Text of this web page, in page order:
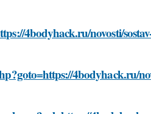
4bodyhack.ru/novosti/
4bodyhack.ru/